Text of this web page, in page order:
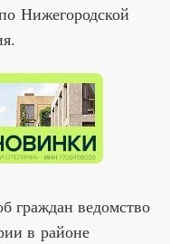
Нижегородской
граждан ведомство
в районе